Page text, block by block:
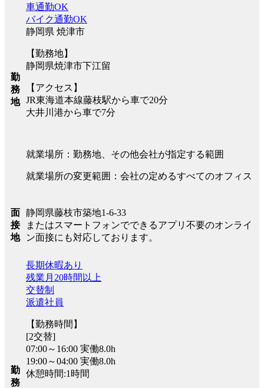
勤
務
地
車通勤OK
バイク通勤OK
静岡県 焼津市
【勤務地】
静岡県焼津市下江留
【アクセス】
JR東海道本線藤枝駅から車で20分
大井川港から車で7分
就業場所：勤務地、その他会社が指定する範囲
就業場所の変更範囲：会社の定めるすべてのオフィス
面
接
地
静岡県藤枝市築地1-6-33
またはスマートフォンでできるアプリ不要のオンライ
ン面接にも対応しております。
勤
務
長期休暇あり
残業月20時間以上
交替制
派遣社員
【勤務時間】
[2交替]
07:00～16:00 実働8.0h
19:00～04:00 実働8.0h
休憩時間:1時間